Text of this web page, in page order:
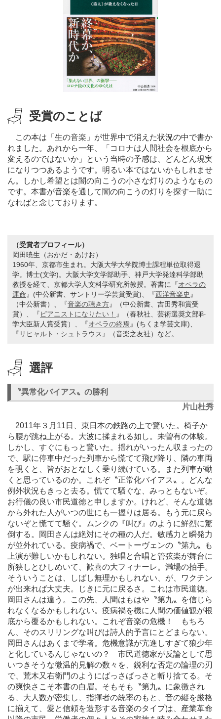
受賞のことば
この本は「生の音楽」が世界中で消えた状況の中で書か
れました。あれから一年、「コロナは人間社会を根底から
変えるのではないか」という当時の予感は、どんどん現実
になりつつあるようです。明るい本ではないかもしれませ
ん。しかし希望とは闇の向こうの小さな灯りのようなもの
です。本書が音楽を通して闇の向こうの灯りを探す一助に
なればと念じております。
（受賞者プロフィール）
岡田暁生（おかだ・あけお）
1960年、京都市生まれ。大阪大学大学院博士課程単位取得退
学。博士(文学)。大阪大学文学部助手、神戸大学発達科学部助
教授を経て、京都大学人文科学研究所教授。著書に『オペラの
運命』 (中公新書、サントリー学芸賞受賞)、『西洋音楽史 』
（中公新書）、『音楽の聴き方』（中公新書、吉田秀和賞受
賞）、『ピアニストになりたい！ 』（春秋社、芸術選奨文部科
学大臣新人賞受賞）、『オペラの終焉』 (ちくま学芸文庫)、
『 リヒャルト・シュトラウス 』（音楽之友社）など。
選評
〝異常化バイアス〟の勝利
片山杜秀
2011年３月11日、東日本の鉄路の上で驚いた。椅子か
ら腰が跳ね上がる。大波に揉まれる如し。未曽有の体験。
しかし、すぐにもっと驚いた。揺れがいったん収まったの
で、駅に停車中だった列車から慌てて飛び降り、隣の車両
を覗くと、皆がおとなしく乗り続けている。また列車が動
くと思っているのか。これぞ〝正常化バイアス〟。どんな
例外状況もきっと去る。慌てて騒ぐな、みっともないぞ。
お行儀の良い市民道徳と申しますか。けれど、そんな道徳
から外れた人がいつの世にも一握りは居る。もう元に戻ら
ないぞと慌てて騒ぐ。ムンクの『叫び』のように鮮烈に驚
倒する。岡田さんは絶対にその種の人だ。敏感力と瞬発力
が並外れている。疫病禍で、ベートーヴェンの〝第九〟も
上演が難しいかもしれない。独唱と合唱と管弦楽が舞台に
所狭しとひしめいて、歓喜の大フィナーレ。満場の拍手。
そういうことは、しばし無理かもしれない、が、ワクチン
が出来れば大丈夫。じきに元に戻るさ。これは市民道徳。
岡田さんは違う。この先、人間はもはや〝第九〟を信じら
れなくなるかもしれない。疫病禍を機に人間の価値観が根
底から覆るかもしれない。これぞ音楽の危機！ もちろ
ん、そのスリリングな叫びは詩人的予言にとどまらない。
岡田さんはあくまで学者。危機意識が亢進しすぎて狼少年
と化しているんじゃないの？ 市民道徳家が反論として思
いつきそうな微温的見解の数々を、鋭利な否定の論理の刃
で、荒木又右衛門のようにばっさばっさと斬り捨てる。そ
の爽快さこそ本書の白眉。そもそも〝第九〟に象徴され
る、大人数が密集し、指揮者の統率のもと、音の縦を厳格
に揃えて、愛と信頼を造形する音楽のタイプは、産業革命